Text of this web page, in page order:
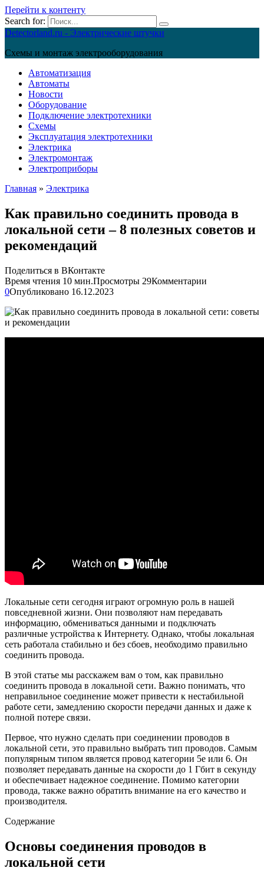
Перейти к контенту
Search for:
Detectorland.ru - Электрические штучки
Схемы и монтаж электрооборудования
Автоматизация
Автоматы
Новости
Оборудование
Подключение электротехники
Схемы
Эксплуатация электротехники
Электрика
Электромонтаж
Электроприборы
Главная » Электрика
Как правильно соединить провода в
локальной сети – 8 полезных советов и
рекомендаций
Поделиться в ВКонтакте
Время чтения 10 мин.Просмотры 29Комментарии
0Опубликовано 16.12.2023
Локальные сети сегодня играют огромную роль в нашей
повседневной жизни. Они позволяют нам передавать
информацию, обмениваться данными и подключать
различные устройства к Интернету. Однако, чтобы локальная
сеть работала стабильно и без сбоев, необходимо правильно
соединить провода.
В этой статье мы расскажем вам о том, как правильно
соединить провода в локальной сети. Важно понимать, что
неправильное соединение может привести к нестабильной
работе сети, замедлению скорости передачи данных и даже к
полной потере связи.
Первое, что нужно сделать при соединении проводов в
локальной сети, это правильно выбрать тип проводов. Самым
популярным типом является провод категории 5e или 6. Он
позволяет передавать данные на скорости до 1 Гбит в секунду
и обеспечивает надежное соединение. Помимо категории
провода, также важно обратить внимание на его качество и
производителя.
Содержание
Основы соединения проводов в
локальной сети